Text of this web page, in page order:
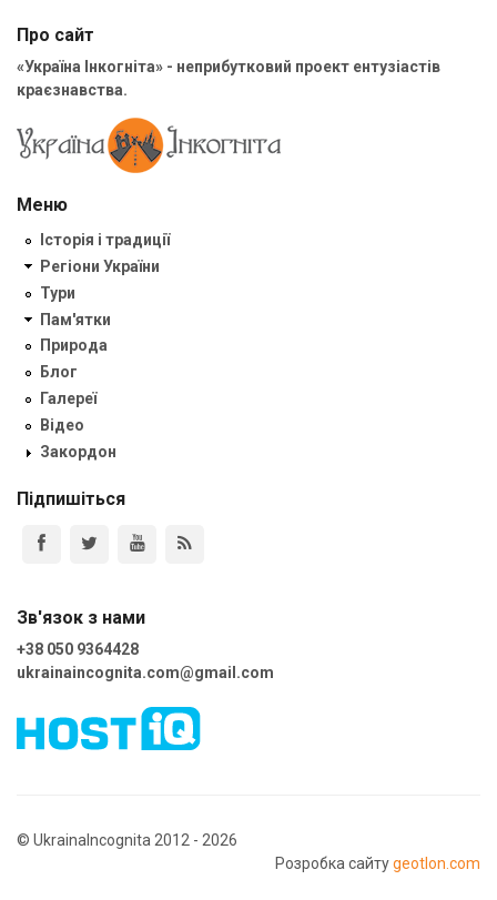
Про сайт
«Україна Інкогніта» - неприбутковий проект ентузіастів
краєзнавства.
Меню
Історія і традиції
Регіони України
Тури
Пам'ятки
Природа
Блог
Галереї
Відео
Закордон
Підпишіться
Зв'язок з нами
+38 050 9364428
ukrainaincognita.com@gmail.com
© UkrainaIncognita 2012 - 2026
Розробка сайтуgeotlon.com